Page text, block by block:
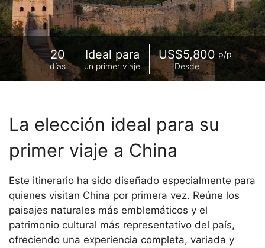
20
días
Ideal para
un primer viaje
US$5,800 p/p
Desde
La elección ideal para su
primer viaje a China
Este itinerario ha sido diseñado especialmente para
quienes visitan China por primera vez. Reúne los
paisajes naturales más emblemáticos y el
patrimonio cultural más representativo del país,
ofreciendo una experiencia completa, variada y